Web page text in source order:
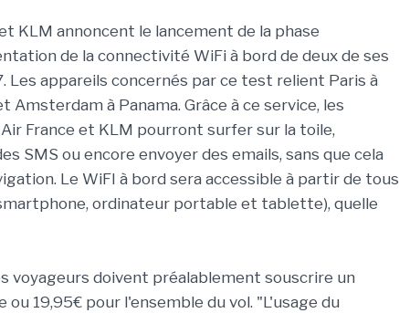
KLM annoncent le lancement de la phase
de la connectivité WiFi à bord de deux de ses
Les appareils concernés par ce test relient Paris à
Amsterdam à Panama. Grâce à ce service, les
France et KLM pourront surfer sur la toile,
SMS ou encore envoyer des emails, sans que cela
Le WiFI à bord sera accessible à partir de tous
ordinateur portable et tablette), quelle
voyageurs doivent préalablement souscrire un
19,95€ pour l'ensemble du vol. "L'usage du